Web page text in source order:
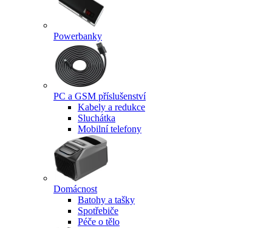
Powerbanky
PC a GSM příslušenství
Kabely a redukce
Sluchátka
Mobilní telefony
Domácnost
Batohy a tašky
Spotřebiče
Péče o tělo